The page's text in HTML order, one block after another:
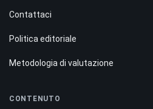
Contattaci
Politica editoriale
Metodologia di valutazione
CONTENUTO